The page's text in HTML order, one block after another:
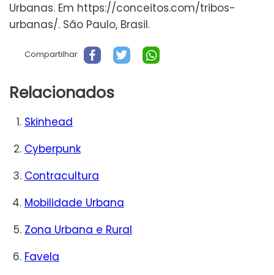
Urbanas. Em https://conceitos.com/tribos-
urbanas/. São Paulo, Brasil.
Compartilhar
Relacionados
Skinhead
Cyberpunk
Contracultura
Mobilidade Urbana
Zona Urbana e Rural
Favela